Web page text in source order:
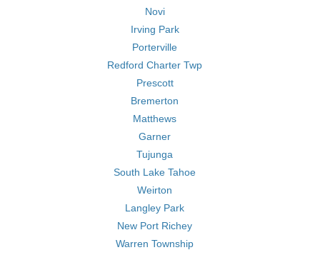
Novi
Irving Park
Porterville
Redford Charter Twp
Prescott
Bremerton
Matthews
Garner
Tujunga
South Lake Tahoe
Weirton
Langley Park
New Port Richey
Warren Township